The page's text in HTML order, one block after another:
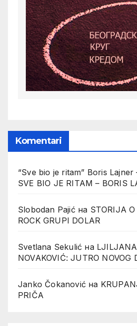
Komentari
“Sve bio je ritam” Boris Lajner
SVE BIO JE RITAM – BORIS
Slobodan Pajićна STORIJA
ROCK GRUPI DOLAR
Svetlana Sekulić на
NOVAKOVIĆ: JUTRO NOVOG
Janko Čokanović на
PRIČA